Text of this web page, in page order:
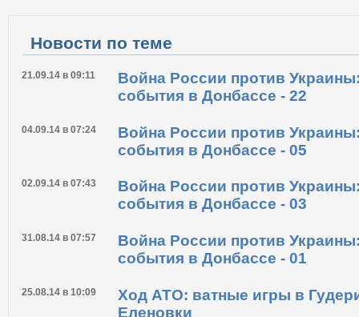
Новости по теме
21.09.14 в 09:11
Война России против
события в Донбассе - 22
04.09.14 в 07:24
Война России против
события в Донбассе - 05
02.09.14 в 07:43
Война России против
события в Донбассе - 03
31.08.14 в 07:57
Война России против
события в Донбассе - 01